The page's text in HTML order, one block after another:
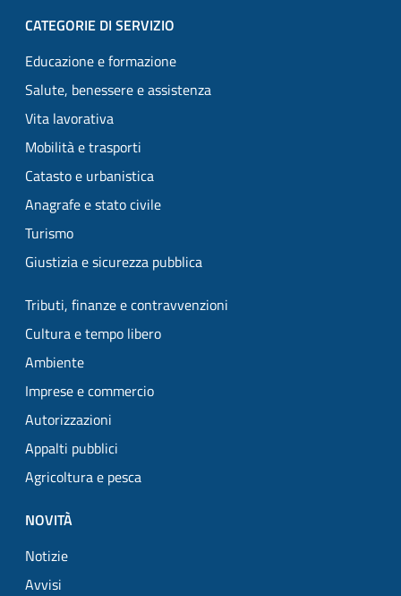
CATEGORIE DI SERVIZIO
Educazione e formazione
Salute, benessere e assistenza
Vita lavorativa
Mobilità e trasporti
Catasto e urbanistica
Anagrafe e stato civile
Turismo
Giustizia e sicurezza pubblica
Tributi, finanze e contravvenzioni
Cultura e tempo libero
Ambiente
Imprese e commercio
Autorizzazioni
Appalti pubblici
Agricoltura e pesca
NOVITÀ
Notizie
Avvisi